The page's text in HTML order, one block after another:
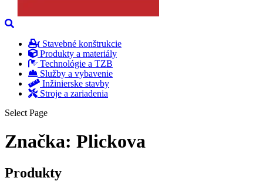
Stavebné konštrukcie
Produkty a materiály
Technológie a TZB
Služby a vybavenie
Inžinierske stavby
Stroje a zariadenia
Select Page
Značka: Plickova
Produkty